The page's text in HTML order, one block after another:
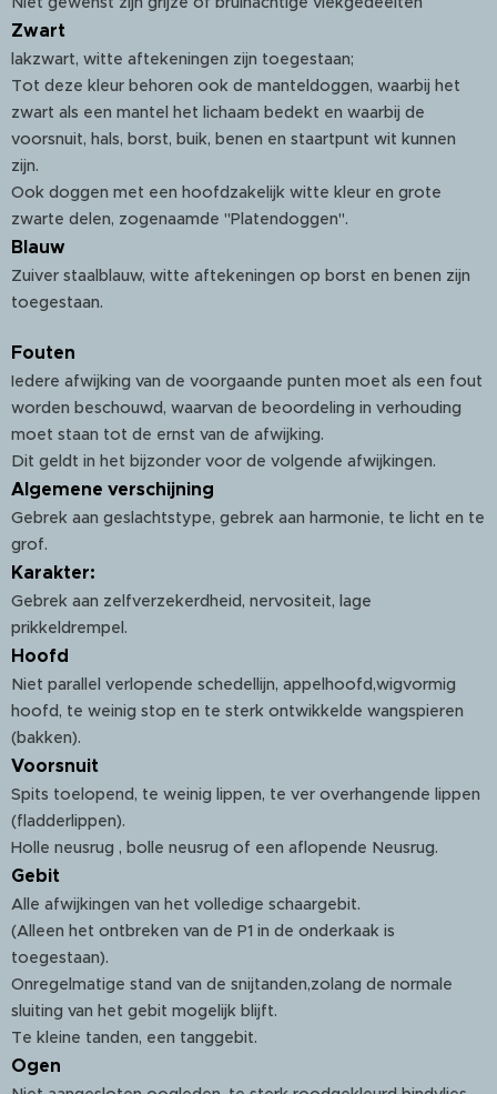
Zwart
lakzwart, witte aftekeningen zijn toegestaan;
Tot deze kleur behoren ook de manteldoggen, waarbij het
zwart als een mantel het lichaam bedekt en waarbij de
voorsnuit, hals, borst, buik, benen en staartpunt wit kunnen
zijn.
Ook doggen met een hoofdzakelijk witte kleur en grote
zwarte delen, zogenaamde "Platendoggen".
Blauw
Zuiver staalblauw, witte aftekeningen op borst en benen zijn
toegestaan.
Fouten
Iedere afwijking van de voorgaande punten moet als een fout
worden beschouwd, waarvan de beoordeling in verhouding
moet staan tot de ernst van de afwijking.
Dit geldt in het bijzonder voor de volgende afwijkingen.
Algemene verschijning
Gebrek aan geslachtstype, gebrek aan harmonie, te licht en te
grof.
Karakter:
Gebrek aan zelfverzekerdheid, nervositeit, lage
prikkeldrempel.
Hoofd
Niet parallel verlopende schedellijn, appelhoofd,wigvormig
hoofd, te weinig stop en te sterk ontwikkelde wangspieren
(bakken).
Voorsnuit
Spits toelopend, te weinig lippen, te ver overhangende lippen
(fladderlippen).
Holle neusrug , bolle neusrug of een aflopende Neusrug.
Gebit
Alle afwijkingen van het volledige schaargebit.
(Alleen het ontbreken van de P1 in de onderkaak is
toegestaan).
Onregelmatige stand van de snijtanden,zolang de normale
sluiting van het gebit mogelijk blijft.
Te kleine tanden, een tanggebit.
Ogen